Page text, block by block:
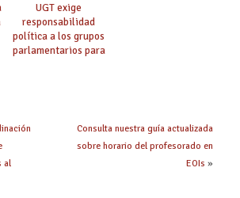
UGT exige
responsabilidad
política a los grupos
parlamentarios para
al
Consulta nuestra guía actualizada
sobre horario del profesorado en
EOIs »